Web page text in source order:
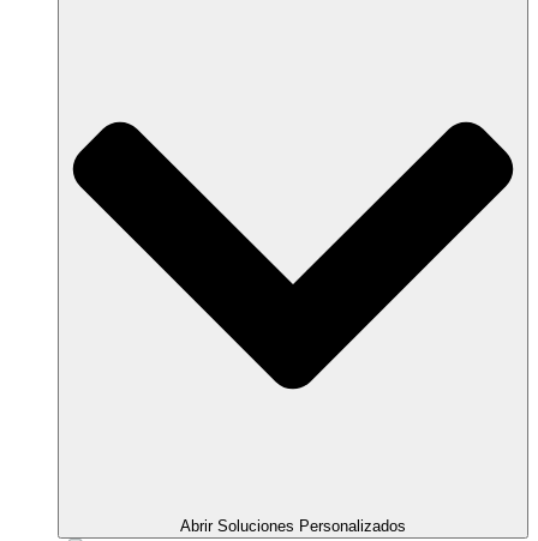
Abrir Soluciones Personalizados